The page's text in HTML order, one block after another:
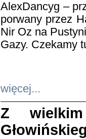
AlexDancyg –
porwany przez
Nir Oz na
Gazy. Czekamy
więcej...
Z